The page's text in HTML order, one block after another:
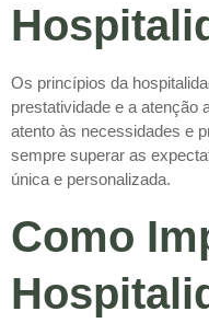
Os princípios da
prestatividade e a atenção
atento às necessidades e
sempre superar as
única e personalizada.
Como